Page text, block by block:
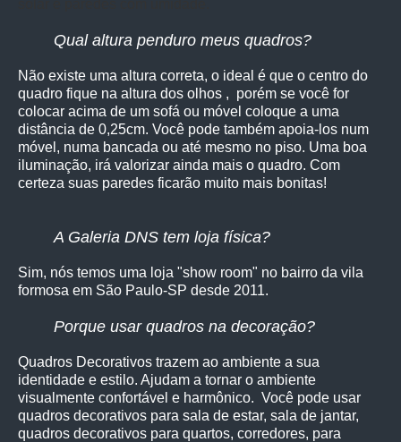
Qual altura penduro meus quadros?
Não existe uma altura correta, o ideal é que o centro do
quadro fique na altura dos olhos , porém se você for
colocar acima de um sofá ou móvel coloque a uma
distância de 0,25cm. Você pode também apoia-los num
móvel, numa bancada ou até mesmo no piso. Uma boa
iluminação, irá valorizar ainda mais o quadro. Com
certeza suas paredes ficarão muito mais bonitas!
A Galeria DNS tem loja física?
Sim, nós temos uma loja "show room" no bairro da vila
formosa em São Paulo-SP desde 2011.
Porque usar quadros na decoração?
Quadros Decorativos trazem ao ambiente a sua
identidade e estilo. Ajudam a tornar o ambiente
visualmente confortável e harmônico. Você pode usar
quadros decorativos para sala de estar, sala de jantar,
quadros decorativos para quartos, corredores, para